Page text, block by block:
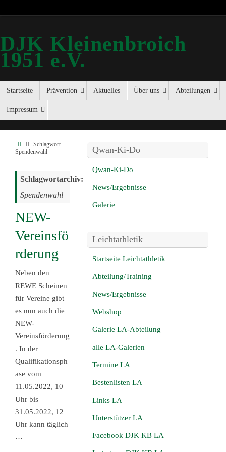
DJK Kleinenbroich
1951 e.V.
Startseite Prävention Aktuelles Über uns Abteilungen
Impressum
Schlagwort
Spendenwahl
Schlagwortarchiv:
Spendenwahl
NEW-
Vereinsfö
rderung
Neben den
REWE Scheinen
für Vereine gibt
es nun auch die
NEW-
Vereinsförderung
. In der
Qualifikationsph
ase vom
11.05.2022, 10
Uhr bis
31.05.2022, 12
Uhr kann täglich
…
Qwan-Ki-Do
Qwan-Ki-Do
News/Ergebnisse
Galerie
Leichtathletik
Startseite Leichtathletik
Abteilung/Training
News/Ergebnisse
Webshop
Galerie LA-Abteilung
alle LA-Galerien
Termine LA
Bestenlisten LA
Links LA
Unterstützer LA
Facebook DJK KB LA